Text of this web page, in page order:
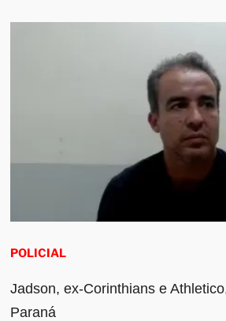
POLICIAL
Jadson, ex-Corinthians e
Paraná